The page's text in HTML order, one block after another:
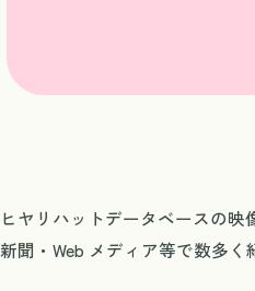
ヒヤリハットデータベースの映
新聞・Web メディア等で数多く